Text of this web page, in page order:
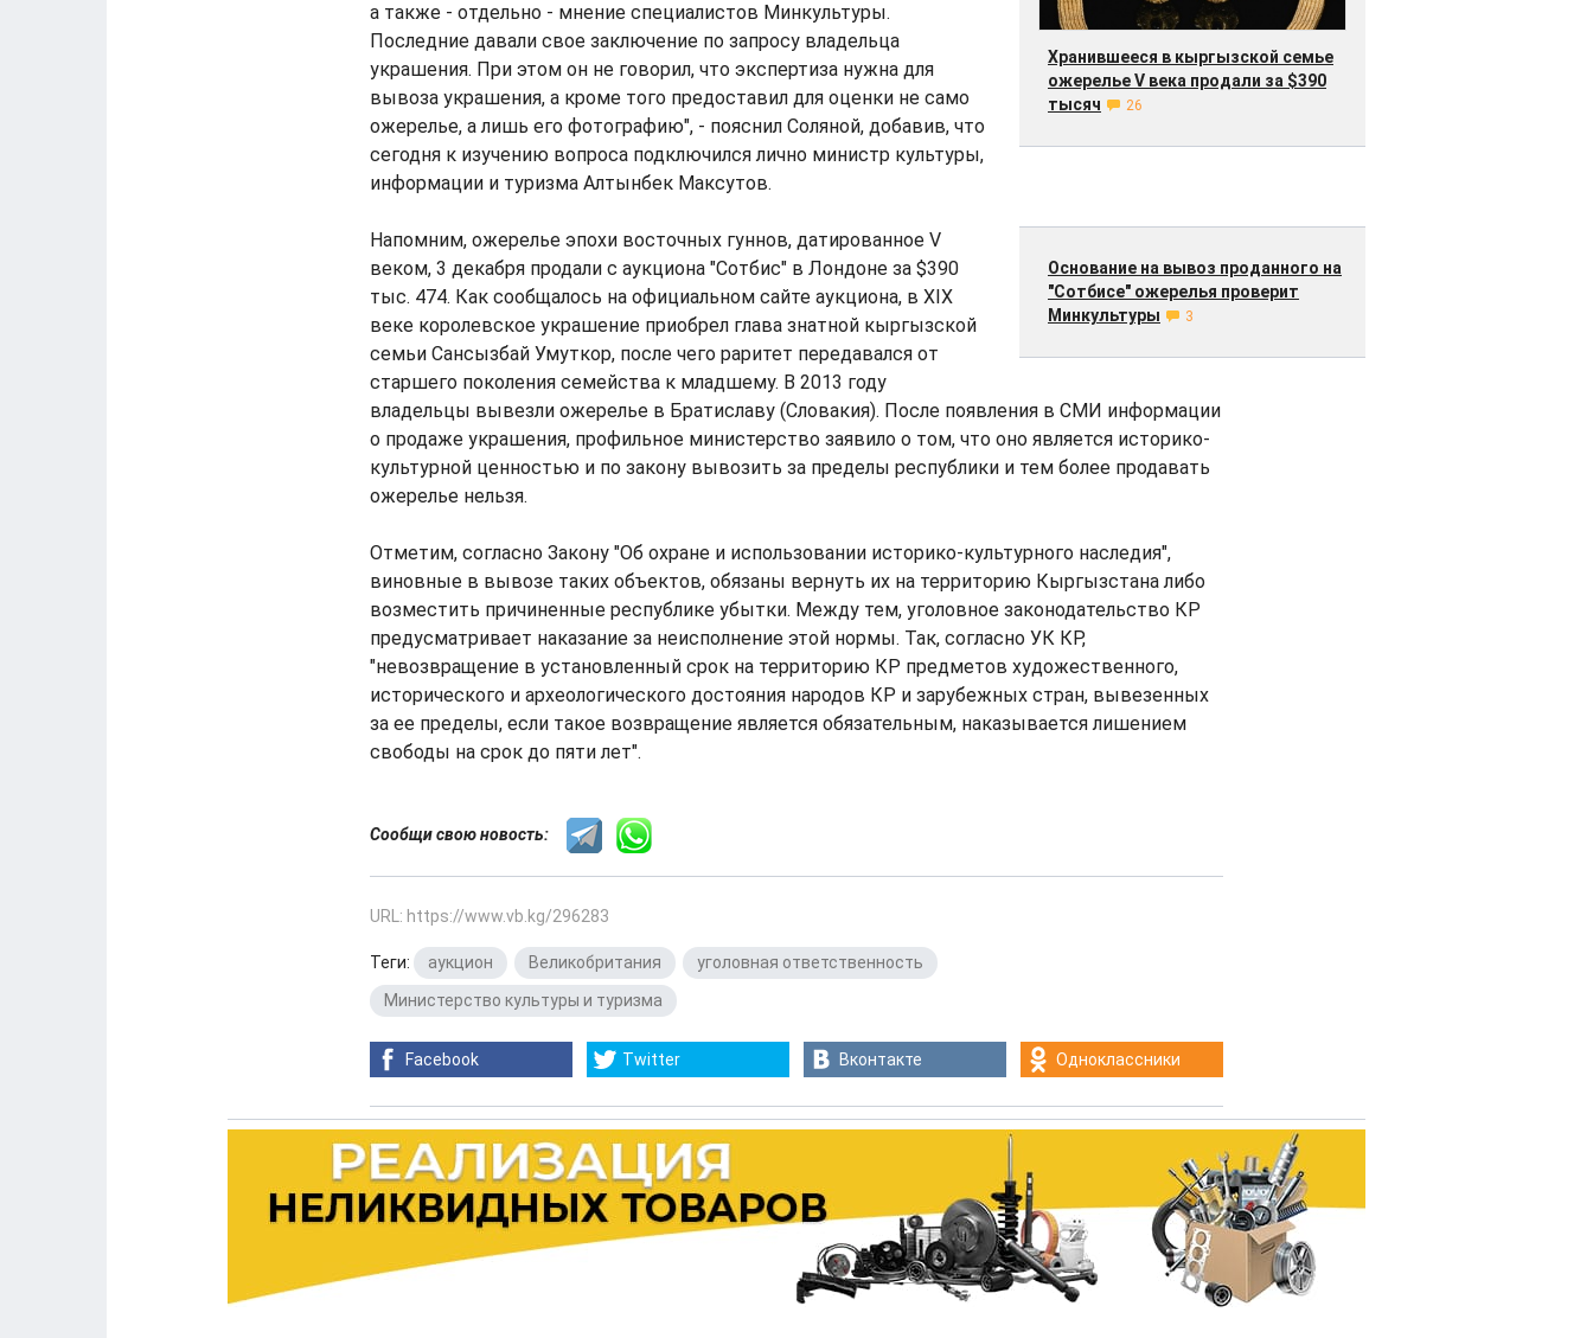
Хранившееся в кыргызской семье
ожерелье V века продали за $390
тысяч
26
а также - отдельно - мнение специалистов Минкультуры.
Последние давали свое заключение по запросу владельца
украшения. При этом он не говорил, что экспертиза нужна для
вывоза украшения, а кроме того предоставил для оценки не само
ожерелье, а лишь его фотографию", - пояснил Соляной, добавив, что
сегодня к изучению вопроса подключился лично министр культуры,
информации и туризма Алтынбек Максутов.
Основание на вывоз проданного на
"Сотбисе" ожерелья проверит
Минкультуры
3
Напомним, ожерелье эпохи восточных гуннов, датированное V
веком, 3 декабря продали с аукциона "Сотбис" в Лондоне за $390
тыс. 474. Как сообщалось на официальном сайте аукциона, в XIX
веке королевское украшение приобрел глава знатной кыргызской
семьи Сансызбай Умуткор, после чего раритет передавался от
старшего поколения семейства к младшему. В 2013 году
владельцы вывезли ожерелье в Братиславу (Словакия). После появления в СМИ информации
о продаже украшения, профильное министерство заявило о том, что оно является историко-
культурной ценностью и по закону вывозить за пределы республики и тем более продавать
ожерелье нельзя.
Отметим, согласно Закону "Об охране и использовании историко-культурного наследия",
виновные в вывозе таких объектов, обязаны вернуть их на территорию Кыргызстана либо
возместить причиненные республике убытки. Между тем, уголовное законодательство КР
предусматривает наказание за неисполнение этой нормы. Так, согласно УК КР,
"невозвращение в установленный срок на территорию КР предметов художественного,
исторического и археологического достояния народов КР и зарубежных стран, вывезенных
за ее пределы, если такое возвращение является обязательным, наказывается лишением
свободы на срок до пяти лет".
Сообщи свою новость:
URL: https://www.vb.kg/296283
Теги: аукцион Великобритания уголовная ответственность
Министерство культуры и туризма
Facebook Twitter Вконтакте Одноклассники